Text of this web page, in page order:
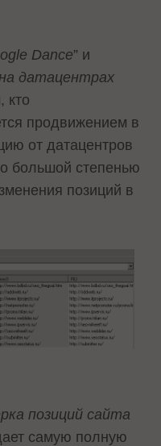
Dance” и
датацентрах
кто
продвижением в
от датацентров
большой степенью
позиций в
позиций сайта
самую полную